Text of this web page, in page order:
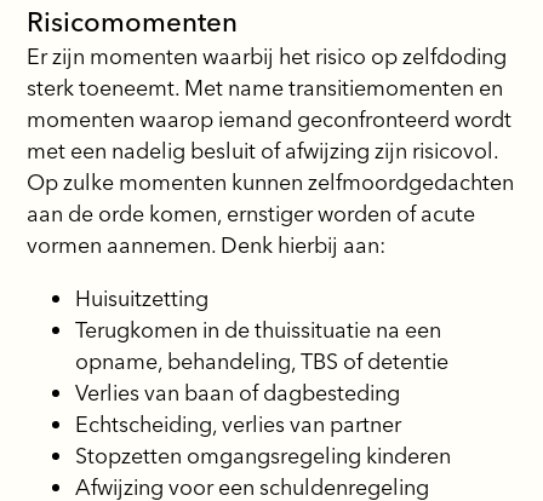
Risicomomenten
Er zijn momenten waarbij het risico op zelfdoding
sterk toeneemt. Met name transitiemomenten en
momenten waarop iemand geconfronteerd wordt
met een nadelig besluit of afwijzing zijn risicovol.
Op zulke momenten kunnen zelfmoordgedachten
aan de orde komen, ernstiger worden of acute
vormen aannemen. Denk hierbij aan:
Huisuitzetting
Terugkomen in de thuissituatie na een
opname, behandeling, TBS of detentie
Verlies van baan of dagbesteding
Echtscheiding, verlies van partner
Stopzetten omgangsregeling kinderen
Afwijzing voor een schuldenregeling